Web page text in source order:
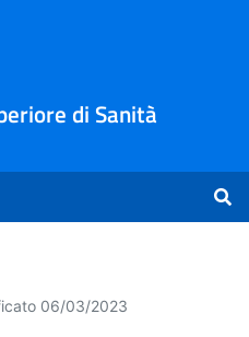
di Sanità
06/03/2023